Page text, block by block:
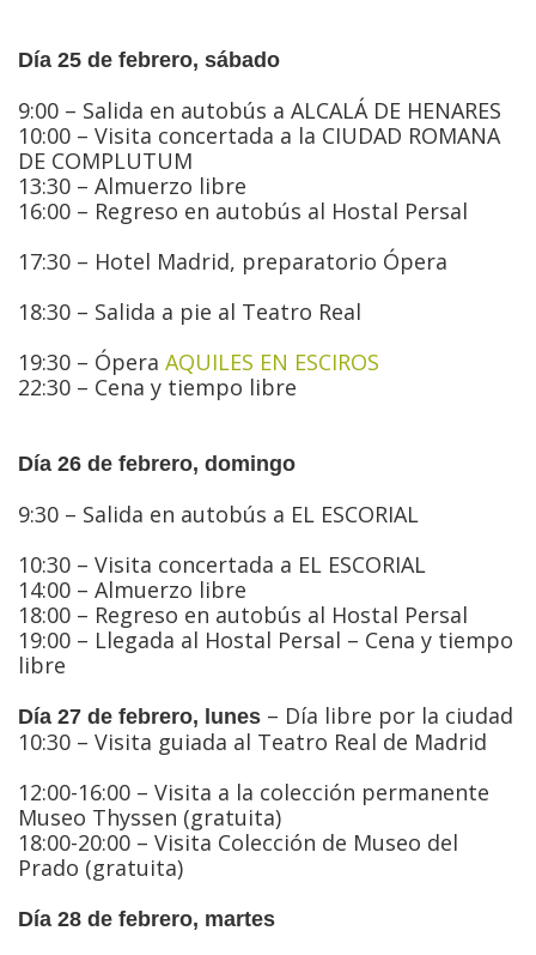
Día 25 de febrero, sábado
9:00 – Salida en autobús a ALCALÁ DE HENARES
10:00 – Visita concertada a la CIUDAD ROMANA
DE COMPLUTUM
13:30 – Almuerzo libre
16:00 – Regreso en autobús al Hostal Persal
17:30 – Hotel Madrid, preparatorio Ópera
18:30 – Salida a pie al Teatro Real
19:30 – Ópera AQUILES EN ESCIROS
22:30 – Cena y tiempo libre
Día 26 de febrero, domingo
9:30 – Salida en autobús a EL ESCORIAL
10:30 – Visita concertada a EL ESCORIAL
14:00 – Almuerzo libre
18:00 – Regreso en autobús al Hostal Persal
19:00 – Llegada al Hostal Persal – Cena y tiempo
libre
Día 27 de febrero, lunes – Día libre por la ciudad
10:30 – Visita guiada al Teatro Real de Madrid
12:00-16:00 – Visita a la colección permanente
Museo Thyssen (gratuita)
18:00-20:00 – Visita Colección de Museo del
Prado (gratuita)
Día 28 de febrero, martes